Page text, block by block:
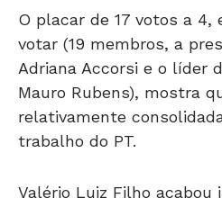
votar (19 membros, a
Adriana Accorsi e o líder
Mauro Rubens), mostra
relativamente
trabalho do PT.
politicamente, com